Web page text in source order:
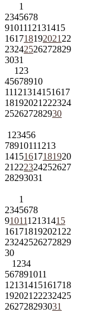
1
2345678
9101112131415
161718192021 22
23242526272829
3031
1 23
45678910
11121314151617
18192021 222324
252627282930
1 23456
78910111213
14151617181920
21 222324252627
28293031
1
2345678
9101112131415
161718192021 22
23242526272829
30
1 234
567891011
12131415161718
192021 22232425
262728293031